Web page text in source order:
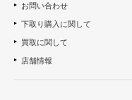
お問い合わせ
下取り購入に関して
買取に関して
店舗情報